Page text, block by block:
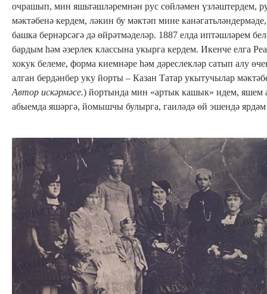
очрашып, мин яшьтәшләремнән рус сөйләмен үзләштердем,
мәктәбенә кердем, ләкин бу мәктәп мине
башка бернәрсәгә дә өйрәтмәделәр. 1887 елда иптәшләрем
бардым һәм әзерлек классына укырга кердем. Икенче елга
хокук белеме, форма киемнәре һәм дәреслекләр сатып алу
алган бердәнбер уку йорты – Казан Татар укытучылар
Автор искәрмәсе.) йортында мин «артык кашык» идем, яшем
абыемда яшәргә, йомышчы булырга, гаиләдә өй эшендә ярдәм